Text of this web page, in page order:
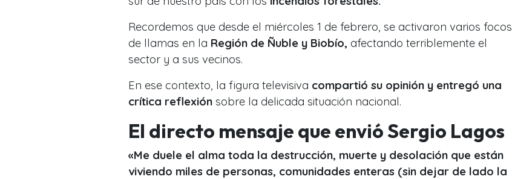
Recordemos que desde el miércoles 1 de febrero, se activaron varios focos
de llamas en la Región de Ñuble y Biobío, afectando terriblemente el
sector y a sus vecinos.
En ese contexto, la figura televisiva compartió su opinión y entregó una
crítica reflexión sobre la delicada situación nacional.
El directo mensaje que envió Sergio Lagos
«Me duele el alma toda la destrucción, muerte y desolación que están
viviendo miles de personas, comunidades enteras (sin dejar de lado la